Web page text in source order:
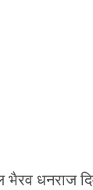
भैरव धनराज